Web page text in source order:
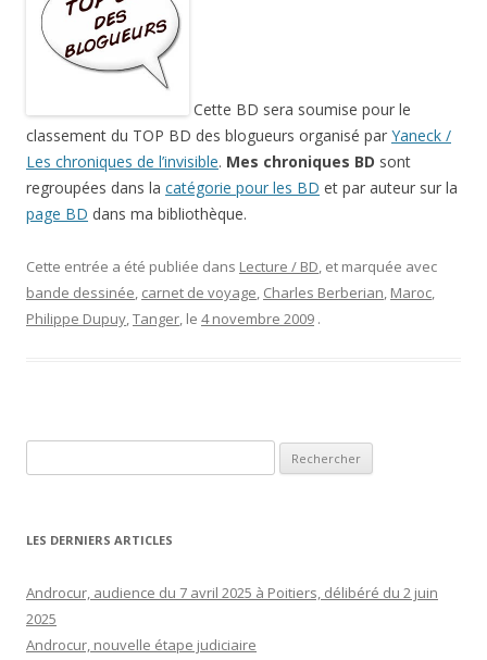
Cette BD sera soumise pour le
classement du TOP BD des blogueurs organisé par Yaneck /
Les chroniques de l’invisible. Mes chroniques BD sont
regroupées dans la catégorie pour les BD et par auteur sur la
page BD dans ma bibliothèque.
Cette entrée a été publiée dans Lecture / BD, et marquée avec
bande dessinée, carnet de voyage, Charles Berberian, Maroc,
Philippe Dupuy,Tanger, le 4 novembre 2009 .
LES DERNIERS ARTICLES
Androcur, audience du 7 avril 2025 à Poitiers, délibéré du 2 juin
2025
Androcur, nouvelle étape judiciaire